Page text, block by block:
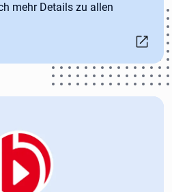
mehr Details zu allen